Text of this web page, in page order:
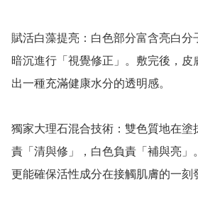
賦活白藻提亮：白色部分富含亮白分
暗沉進行「視覺修正」。敷完後，皮
出一種充滿健康水分的透明感。
獨家大理石混合技術：雙色質地在塗
責「清與修」，白色負責「補與亮」
更能確保活性成分在接觸肌膚的一刻